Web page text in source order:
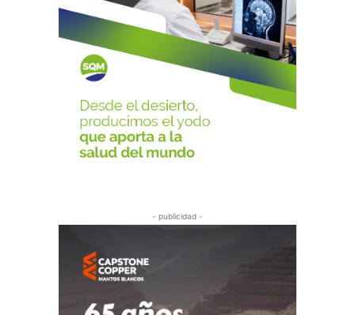
- publicidad -